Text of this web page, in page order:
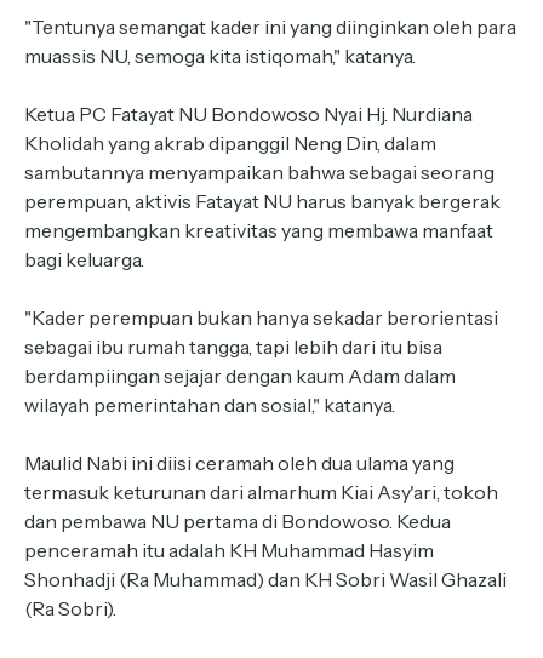
"Tentunya semangat kader ini yang diinginkan oleh para
muassis NU, semoga kita istiqomah," katanya.
Ketua PC Fatayat NU Bondowoso Nyai Hj. Nurdiana
Kholidah yang akrab dipanggil Neng Din, dalam
sambutannya menyampaikan bahwa sebagai seorang
perempuan, aktivis Fatayat NU harus banyak bergerak
mengembangkan kreativitas yang membawa manfaat
bagi keluarga.
"Kader perempuan bukan hanya sekadar berorientasi
sebagai ibu rumah tangga, tapi lebih dari itu bisa
berdampiingan sejajar dengan kaum Adam dalam
wilayah pemerintahan dan sosial," katanya.
Maulid Nabi ini diisi ceramah oleh dua ulama yang
termasuk keturunan dari almarhum Kiai Asy'ari, tokoh
dan pembawa NU pertama di Bondowoso. Kedua
penceramah itu adalah KH Muhammad Hasyim
Shonhadji (Ra Muhammad) dan KH Sobri Wasil Ghazali
(Ra Sobri).